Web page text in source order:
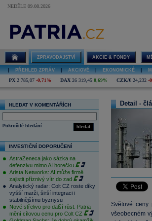
NEDĚLE 09.08.2026
ZPRAVODAJSTVÍ AKCIE & FONDY
PŘEHLED ZPRÁV AKCIOVÉ EKONOMICKÉ
PX 2 785,07 -0,71% DAX 26 319,45 0,69% CZK/€ 24,232 -
HLEDAT V KOMENTÁŘÍCH
hledat
Pokročilé hledání
INVESTIČNÍ DOPORUČENÍ
AstraZeneca jako sázka na
defenzivu mimo AI horečku
Arista Networks: AI může firmě
zajistit příznivý vítr do zad
Analytický radar: Colt CZ roste díky
vyšší marži, širší integraci i
stabilnějšímu byznysu
Nové střelivo pro další růst. Patria
mění cílovou cenu pro Colt CZ
Detail -
Světové ceny
všeobecném